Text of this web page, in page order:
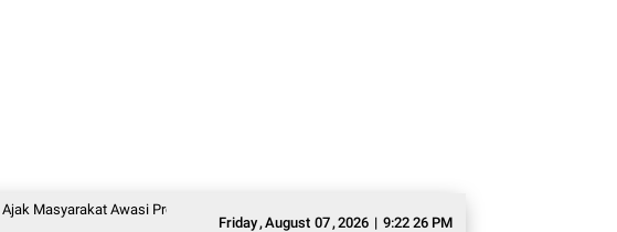
Friday,August 07,2026 | 9:22 27 PM
Awasi Program Makan Bergizi Gratis agar Tepat Sasaran